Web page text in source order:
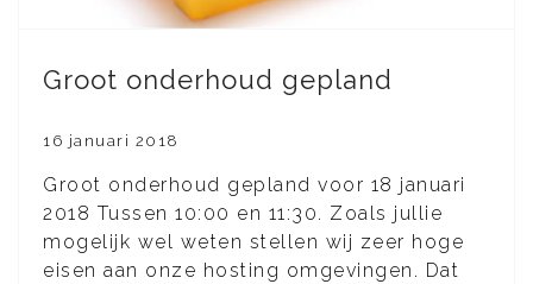
Groot onderhoud gepland
16 januari 2018
Groot onderhoud gepland voor 18 januari
2018 Tussen 10:00 en 11:30. Zoals jullie
mogelijk wel weten stellen wij zeer hoge
eisen aan onze hosting omgevingen. Dat